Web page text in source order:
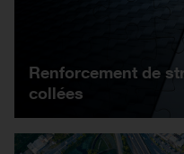
Renforcement de
collées